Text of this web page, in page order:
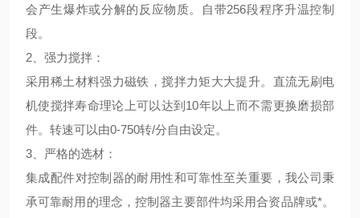
会产生爆炸或分解的反应物质。自带256段程序升温控制
段。
2、 强力搅拌 ：
采用稀土材料强力磁铁，搅拌力矩大大提升。直流无刷电
机使搅拌寿命理论上可以达到10年以上而不需更换磨损部
件。转速可以由0-750转/分自由设定。
3、 严格的选材 ：
集成配件对控制器的耐用性和可靠性至关重要，我公司秉
承可靠耐用的理念，控制器主要部件均采用合资品牌或*。